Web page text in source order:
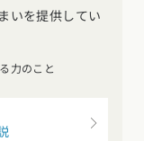
いを提供してい
力のこと